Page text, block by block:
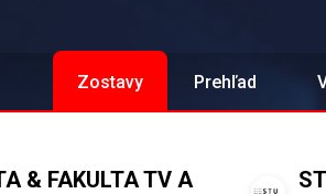
Zostavy Prehľad
& FAKULTA TV A